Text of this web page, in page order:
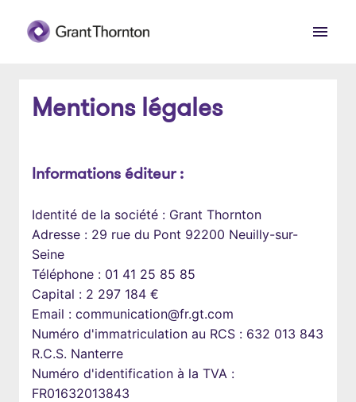
contenuPage d'accueil
Mentions légales
Informations éditeur :
Identité de la société : Grant Thornton
Adresse : 29 rue du Pont 92200 Neuilly-sur-
Seine
Téléphone : 01 41 25 85 85
Capital : 2 297 184 €
Email : communication@fr.gt.com
Numéro d'immatriculation au RCS : 632 013 843
R.C.S. Nanterre
Numéro d'identification à la TVA :
FR01632013843